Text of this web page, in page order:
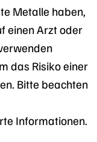
Metalle haben,
einen Arzt oder
das Risiko einer
Bitte beachten
Informationen.